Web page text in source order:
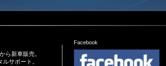
ら新車販売。
サポート。
Facebook